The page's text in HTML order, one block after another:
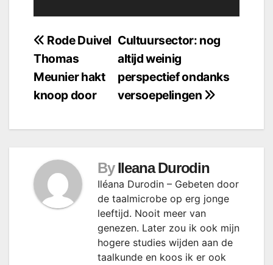
Bericht
navigatie
Cultuursector: nog
altijd weinig
perspectief ondanks
versoepelingen
Rode Duivel
Thomas
Meunier hakt
knoop door
By Ileana Durodin
Iléana Durodin – Gebeten door
de taalmicrobe op erg jonge
leeftijd. Nooit meer van
genezen. Later zou ik ook mijn
hogere studies wijden aan de
taalkunde en koos ik er ook